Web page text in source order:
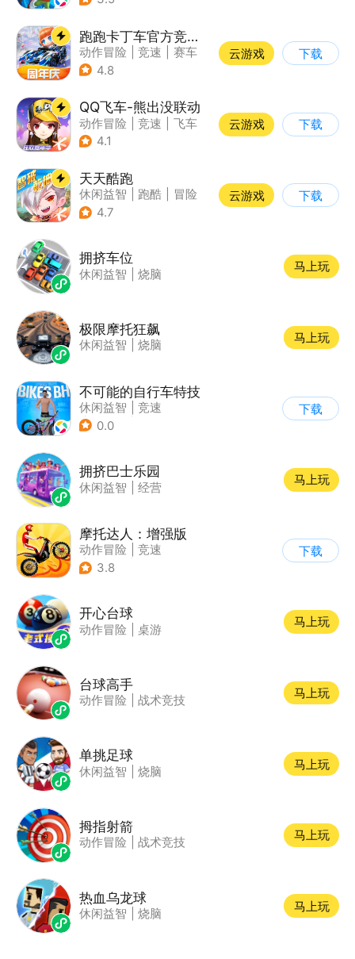
跑跑卡丁车官方竞速版
动作冒险 竞速
赛车
| 跑跑卡丁车
4.8
云游戏 下载
QQ飞车-熊出没联动
动作冒险 竞速
飞车
| 漂移
4.1
云游戏 下载
天天酷跑
休闲益智 跑酷
冒险
| 萌系
4.7
云游戏 下载
拥挤车位
休闲益智 烧脑
马上玩
极限摩托狂飙
休闲益智 烧脑
马上玩
不可能的自行车特技
休闲益智
竞速
| 自行车
0.0
下载
拥挤巴士乐园
休闲益智 经营
马上玩
摩托达人：增强版
动作冒险
竞速
| 摩托车
3.8
下载
开心台球
动作冒险 桌游
马上玩
台球高手
动作冒险 战术竞技
马上玩
单挑足球
休闲益智 烧脑
马上玩
拇指射箭
动作冒险 战术竞技
马上玩
热血乌龙球
休闲益智 烧脑
马上玩